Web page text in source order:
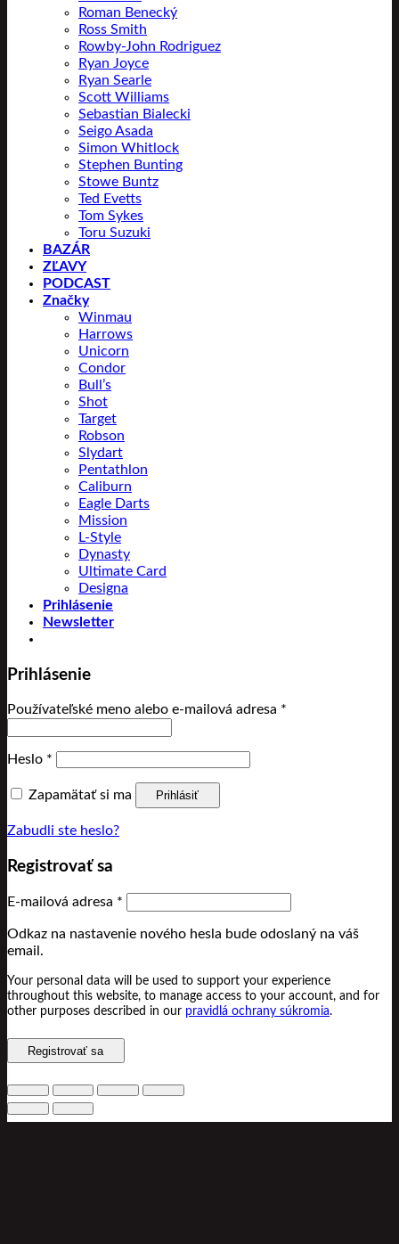
Roman Benecký
Ross Smith
Rowby-John Rodriguez
Ryan Joyce
Ryan Searle
Scott Williams
Sebastian Bialecki
Seigo Asada
Simon Whitlock
Stephen Bunting
Stowe Buntz
Ted Evetts
Tom Sykes
Toru Suzuki
BAZÁR
ZĽAVY
PODCAST
Značky
Winmau
Harrows
Unicorn
Condor
Bull’s
Shot
Target
Robson
Slydart
Pentathlon
Caliburn
Eagle Darts
Mission
L-Style
Dynasty
Ultimate Card
Designa
Prihlásenie
Newsletter
Prihlásenie
Používateľské meno alebo e-mailová adresa *
Heslo *
Zapamätať si ma Prihlásiť
Zabudli ste heslo?
Registrovať sa
E-mailová adresa *
Odkaz na nastavenie nového hesla bude odoslaný na váš
email.
Your personal data will be used to support your experience
throughout this website, to manage access to your account, and for
other purposes described in our pravidlá ochrany súkromia.
Registrovať sa